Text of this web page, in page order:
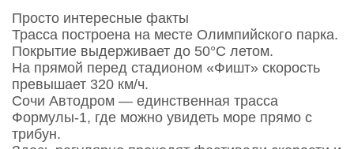
Просто интересные факты
Трасса построена на месте Олимпийского парка.
Покрытие выдерживает до 50°С летом.
На прямой перед стадионом «Фишт» скорость
превышает 320 км/ч.
Сочи Автодром — единственная трасса
Формулы‑1, где можно увидеть море прямо с
трибун.